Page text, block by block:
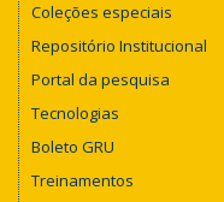
Coleções especiais
Repositório Institucional
Portal da pesquisa
Tecnologias
Boleto GRU
Treinamentos